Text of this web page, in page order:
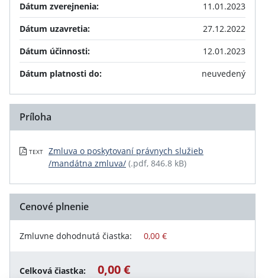
Dátum zverejnenia:
11.01.2023
Dátum uzavretia:
27.12.2022
Dátum účinnosti:
12.01.2023
Dátum platnosti do:
neuvedený
Príloha
TEXT
Zmluva o poskytovaní právnych služieb
/mandátna zmluva/ (.pdf, 846.8 kB)
Cenové plnenie
Zmluvne dohodnutá čiastka: 0,00 €
Celková čiastka: 0,00 €